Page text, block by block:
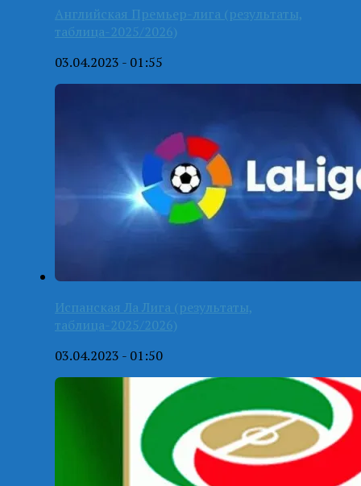
Английская Премьер-лига (результаты,
таблица-2025/2026)
03.04.2023 - 01:55
Испанская Ла Лига (результаты,
таблица-2025/2026)
03.04.2023 - 01:50